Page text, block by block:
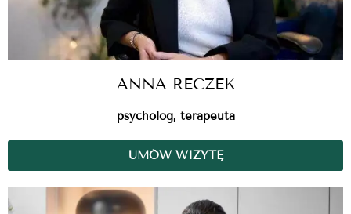
ANNA RECZEK
psycholog, terapeuta
UMÓW WIZYTĘ